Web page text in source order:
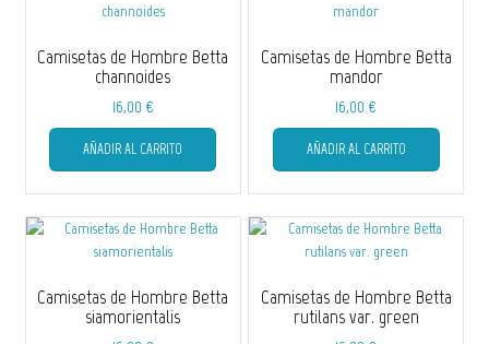
Camisetas de Hombre Betta
channoides
16,00 €
AÑADIR AL CARRITO
Este
múltiples
variantes.
se
Camisetas de Hombre Betta
mandor
16,00 €
AÑADIR AL CARRITO
Este
tiene
múltiples
se
Camisetas de Hombre Betta
siamorientalis
Camisetas de Hombre Betta
rutilans var. green